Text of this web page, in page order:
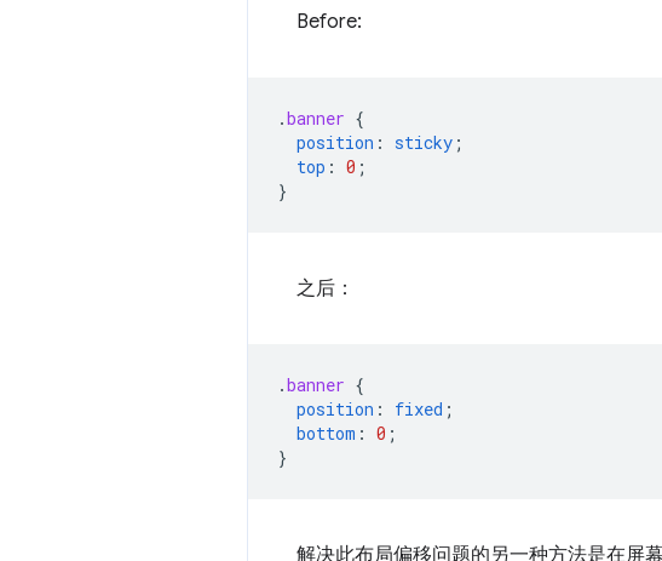
Before:
.banner {
position : sticky ;
top : 0 ;
}
之后：
.banner {
position : fixed ;
bottom : 0 ;
}
解决此布局偏移问题的另一种方法是在屏